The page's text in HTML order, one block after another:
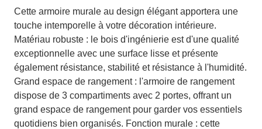
Cette armoire murale au design élégant apportera une
touche intemporelle à votre décoration intérieure.
Matériau robuste : le bois d'ingénierie est d'une qualité
exceptionnelle avec une surface lisse et présente
également résistance, stabilité et résistance à l'humidité.
Grand espace de rangement : l'armoire de rangement
dispose de 3 compartiments avec 2 portes, offrant un
grand espace de rangement pour garder vos essentiels
quotidiens bien organisés. Fonction murale : cette